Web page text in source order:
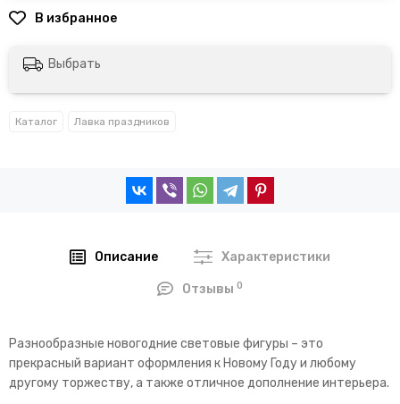
Выбрать
Каталог Лавка праздников
Описание Характеристики
Отзывы0
Разнообразные новогодние световые фигуры – это
прекрасный вариант оформления к Новому Году и любому
другому торжеству, а также отличное дополнение интерьера.